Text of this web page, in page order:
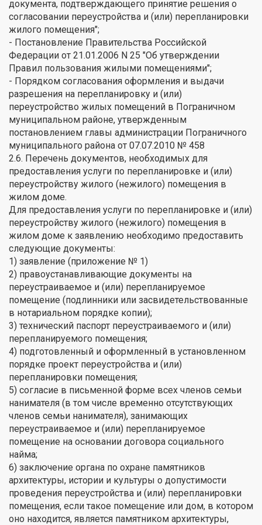
документа, подтверждающего принятие решения о
согласовании переустройства и (или) перепланировки
жилого помещения";
- Постановление Правительства Российской
Федерации от 21.01.2006 N 25 "Об утверждении
Правил пользования жилыми помещениями";
- Порядком согласования оформления и выдачи
разрешения на перепланировку и (или)
переустройство жилых помещений в Пограничном
муниципальном районе, утвержденным
постановлением главы администрации Пограничного
муниципального района от 07.07.2010 № 458
2.6. Перечень документов, необходимых для
предоставления услуги по перепланировке и (или)
переустройству жилого (нежилого) помещения в
жилом доме.
Для предоставления услуги по перепланировке и (или)
переустройству жилого (нежилого) помещения в
жилом доме к заявлению необходимо предоставить
следующие документы:
1) заявление (приложение № 1)
2) правоустанавливающие документы на
переустраиваемое и (или) перепланируемое
помещение (подлинники или засвидетельствованные
в нотариальном порядке копии);
3) технический паспорт переустраиваемого и (или)
перепланируемого помещения;
4) подготовленный и оформленный в установленном
порядке проект переустройства и (или)
перепланировки помещения;
5) согласие в письменной форме всех членов семьи
нанимателя (в том числе временно отсутствующих
членов семьи нанимателя), занимающих
переустраиваемое и (или) перепланируемое
помещение на основании договора социального
найма;
6) заключение органа по охране памятников
архитектуры, истории и культуры о допустимости
проведения переустройства и (или) перепланировки
помещения, если такое помещение или дом, в котором
оно находится, является памятником архитектуры,